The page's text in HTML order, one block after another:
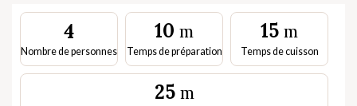
4
Nombre de personnes
10m
Temps de préparation
15m
Temps de cuisson
25 m